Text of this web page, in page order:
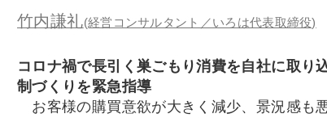
竹内謙礼(経営コンサルタント／いろは代表取締役)
コロナ禍で長引く巣ごもり消費を自社に取り
制づくりを緊急指導
お客様の購買意欲が大きく減少、景況感も